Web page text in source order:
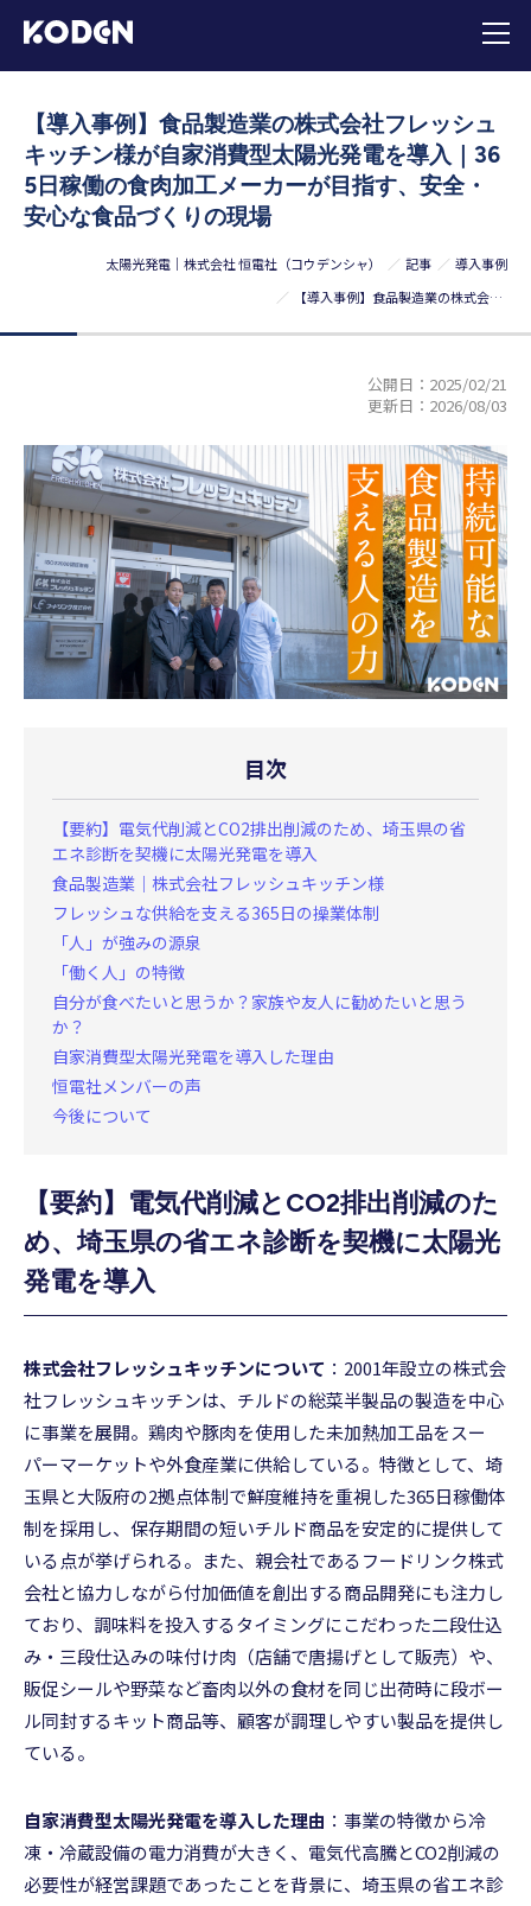
【導入事例】食品製造業の株式会社フレッシュ
キッチン様が自家消費型太陽光発電を導入｜36
5日稼働の食肉加工メーカーが目指す、安全・
安心な食品づくりの現場
太陽光発電｜株式会社 恒電社（コウデンシャ） 記事
導入事例
【導入事例】食品製造業の株式会社フレッシュキッチン様が自家消費型太陽光発電を導入｜365日稼働の食肉加工メーカーが目指す、安全・安心な食品づくりの現場
公開日： 2025/02/21
更新日： 2026/08/03
目次
【要約】電気代削減とCO2排出削減のため、埼玉県の省
エネ診断を契機に太陽光発電を導入
食品製造業｜株式会社フレッシュキッチン様
フレッシュな供給を支える365日の操業体制
「人」が強みの源泉
「働く人」の特徴
自分が食べたいと思うか？家族や友人に勧めたいと思う
か？
自家消費型太陽光発電を導入した理由
恒電社メンバーの声
今後について
【要約】電気代削減とCO2排出削減のた
め、埼玉県の省エネ診断を契機に太陽光
発電を導入
株式会社フレッシュキッチンについて ：2001年設立の株式会
社フレッシュキッチンは、チルドの総菜半製品の製造を中心
に事業を展開。鶏肉や豚肉を使用した未加熱加工品をスー
パーマーケットや外食産業に供給している。特徴として、埼
玉県と大阪府の2拠点体制で鮮度維持を重視した365日稼働体
制を採用し、保存期間の短いチルド商品を安定的に提供して
いる点が挙げられる。また、親会社であるフードリンク株式
会社と協力しながら付加価値を創出する商品開発にも注力し
ており、調味料を投入するタイミングにこだわった二段仕込
み・三段仕込みの味付け肉（店舗で唐揚げとして販売）や、
販促シールや野菜など畜肉以外の食材を同じ出荷時に段ボー
ル同封するキット商品等、顧客が調理しやすい製品を提供し
ている。
自家消費型太陽光発電を導入した理由 ：事業の特徴から冷
凍・冷蔵設備の電力消費が大きく、電気代高騰とCO2削減の
必要性が経営課題であったことを背景に、埼玉県の省エネ診